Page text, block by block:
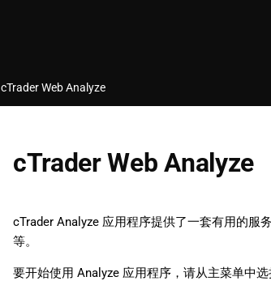
cTrader Web Analyze
cTrader Web Analyze
cTrader Analyze 应用程序提供了一套有用的服
等。
要开始使用 Analyze 应用程序，请从主菜单中选